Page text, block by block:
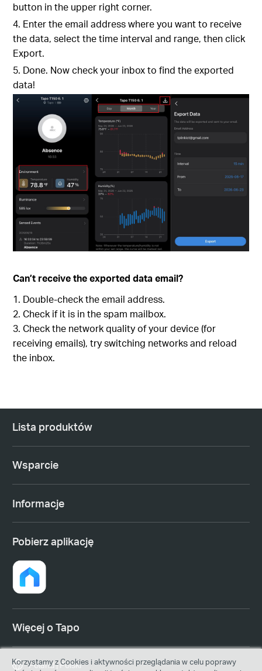
button in the upper right corner.
4. Enter the email address where you want to receive
the data, select the time interval and range, then click
Export.
5. Done. Now check your inbox to find the exported
data!
Can’t receive the exported data email?
Double-check the email address.
Check if it is in the spam mailbox.
Check the network quality of your device (for
receiving emails), try switching networks and reload
the inbox.
Lista produktów
Wsparcie
Informacje
Pobierz aplikację
Więcej o Tapo
Poland | Polski
Korzystamy z Cookies i aktywności przeglądania w celu poprawy